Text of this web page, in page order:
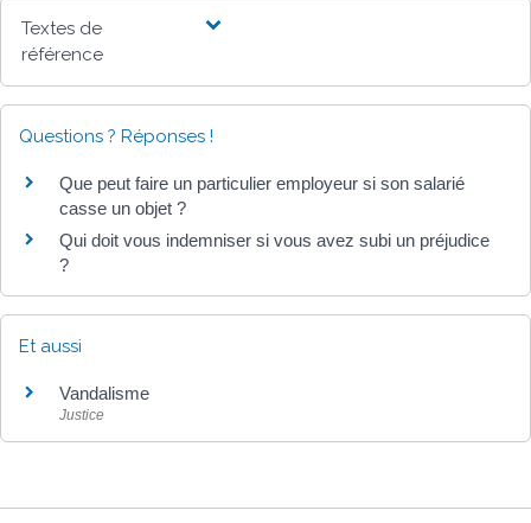
Textes de
référence
Questions ? Réponses !
Que peut faire un particulier employeur si son salarié
casse un objet ?
Qui doit vous indemniser si vous avez subi un préjudice
?
Et aussi
Vandalisme
Justice